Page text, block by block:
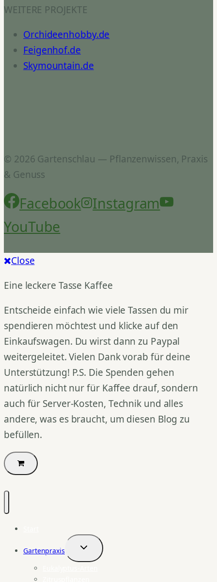
WEITERE PROJEKTE
Orchideenhobby.de
Feigenhof.de
Skymountain.de
© 2026 Gartenschlau — Pflanzenwissen, Praxis
& Genuss
Facebook
Instagram
YouTube
Close
Eine leckere Tasse Kaffee
Entscheide einfach wie viele Tassen du mir
spendieren möchtest und klicke auf den
Einkaufswagen. Du wirst dann zu Paypal
weitergeleitet. Vielen Dank vorab für deine
Unterstützung! P.S. Die Spenden gehen
natürlich nicht nur für Kaffee drauf, sondern
auch für Server-Kosten, Technik und alles
andere, was es braucht, um diesen Blog zu
befüllen.
Gartenpraxis
Untermenü
umschalten